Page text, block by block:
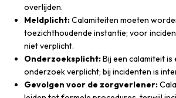
overlijden.
Meldplicht:Calamiteiten moeten
toezichthoudende instantie; voor
niet verplicht.
Onderzoeksplicht:Bij een calamiteit
onderzoek verplicht; bij incidenten is
Gevolgen voor de zorgverlener: